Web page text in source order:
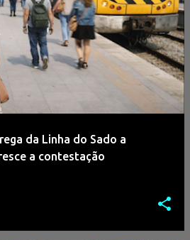
da Linha do Sado a
a contestação